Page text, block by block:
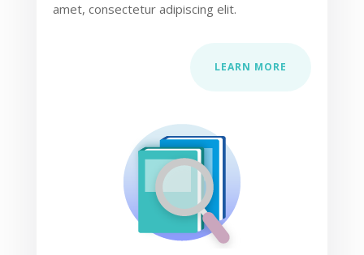
amet, consectetur adipiscing elit.
LEARN MORE